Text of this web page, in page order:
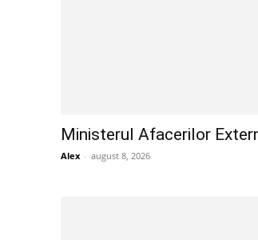
Ministerul Afacerilor
Alex - august 8, 2026